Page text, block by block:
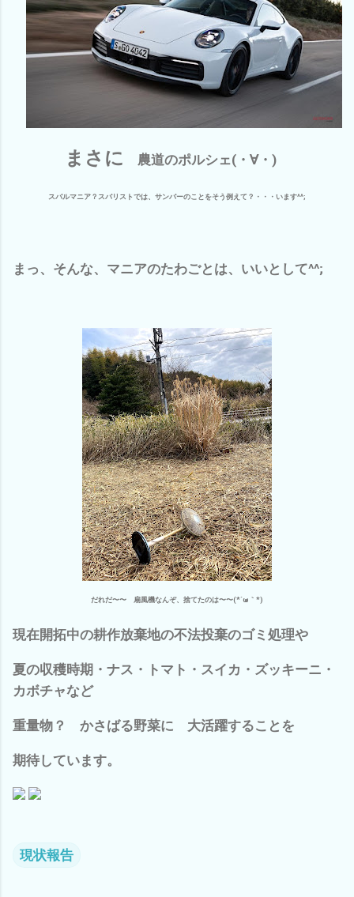
まさに 農道のポルシェ(・∀・)
スバルマニア？スバリストでは、サンバーのことをそう例えて？・・・います^^;
まっ、そんな、マニアのたわごとは、いいとして^^;
だれだ〜〜 扇風機なんぞ、捨てたのは〜〜(*´ω｀*)
現在開拓中の耕作放棄地の不法投棄のゴミ処理や
夏の収穫時期・ナス・トマト・スイカ・ズッキーニ・
カボチャなど
重量物？ かさばる野菜に 大活躍することを
期待しています。
現状報告